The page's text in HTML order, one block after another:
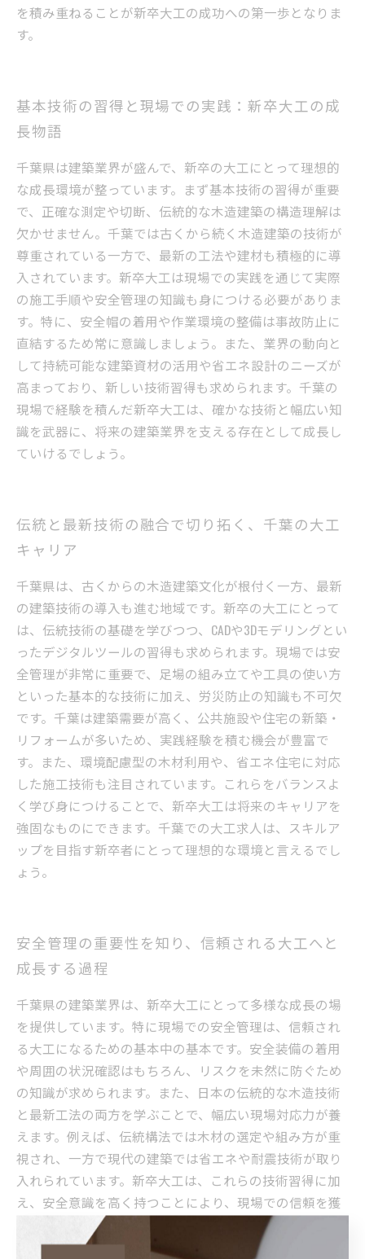
を積み重ねることが新卒大工の成功への第一歩となりま
す。
基本技術の習得と現場での実践：新卒大工の成
長物語
千葉県は建築業界が盛んで、新卒の大工にとって理想的
な成長環境が整っています。まず基本技術の習得が重要
で、正確な測定や切断、伝統的な木造建築の構造理解は
欠かせません。千葉では古くから続く木造建築の技術が
尊重されている一方で、最新の工法や建材も積極的に導
入されています。新卒大工は現場での実践を通じて実際
の施工手順や安全管理の知識も身につける必要がありま
す。特に、安全帽の着用や作業環境の整備は事故防止に
直結するため常に意識しましょう。また、業界の動向と
して持続可能な建築資材の活用や省エネ設計のニーズが
高まっており、新しい技術習得も求められます。千葉の
現場で経験を積んだ新卒大工は、確かな技術と幅広い知
識を武器に、将来の建築業界を支える存在として成長し
ていけるでしょう。
伝統と最新技術の融合で切り拓く、千葉の大工
キャリア
千葉県は、古くからの木造建築文化が根付く一方、最新
の建築技術の導入も進む地域です。新卒の大工にとって
は、伝統技術の基礎を学びつつ、CADや3Dモデリングとい
ったデジタルツールの習得も求められます。現場では安
全管理が非常に重要で、足場の組み立てや工具の使い方
といった基本的な技術に加え、労災防止の知識も不可欠
です。千葉は建築需要が高く、公共施設や住宅の新築・
リフォームが多いため、実践経験を積む機会が豊富で
す。また、環境配慮型の木材利用や、省エネ住宅に対応
した施工技術も注目されています。これらをバランスよ
く学び身につけることで、新卒大工は将来のキャリアを
強固なものにできます。千葉での大工求人は、スキルア
ップを目指す新卒者にとって理想的な環境と言えるでし
ょう。
安全管理の重要性を知り、信頼される大工へと
成長する過程
千葉県の建築業界は、新卒大工にとって多様な成長の場
を提供しています。特に現場での安全管理は、信頼され
る大工になるための基本中の基本です。安全装備の着用
や周囲の状況確認はもちろん、リスクを未然に防ぐため
の知識が求められます。また、日本の伝統的な木造技術
と最新工法の両方を学ぶことで、幅広い現場対応力が養
えます。例えば、伝統構法では木材の選定や組み方が重
視され、一方で現代の建築では省エネや耐震技術が取り
入れられています。新卒大工は、これらの技術習得に加
え、安全意識を高く持つことにより、現場での信頼を獲
得しやすくなります。千葉での大工求人は安定的であ
り、現場経験を積むことが将来のキャリア形成に直結し